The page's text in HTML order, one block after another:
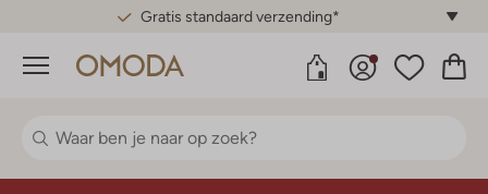
Gratis standaard verzending*
Menu